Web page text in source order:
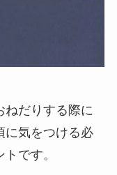
ねだりする際に
に気をつける必
です。